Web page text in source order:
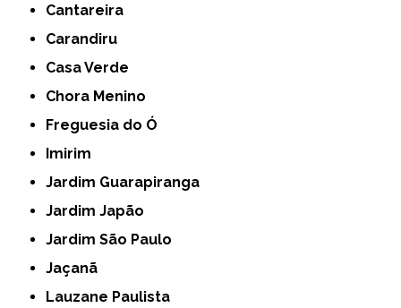
Cantareira
Carandiru
Casa Verde
Chora Menino
Freguesia do Ó
Imirim
Jardim Guarapiranga
Jardim Japão
Jardim São Paulo
Jaçanã
Lauzane Paulista